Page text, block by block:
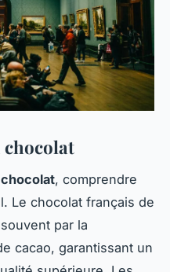
chocolat
, comprendre
Le chocolat français de
par la
cacao, garantissant un